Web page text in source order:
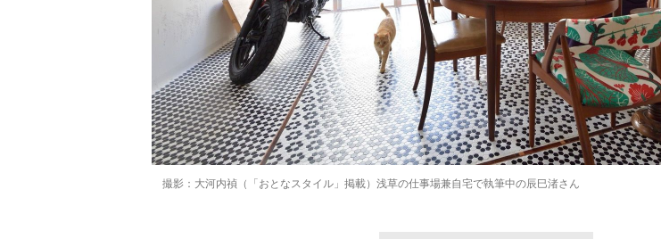
撮影：大河内禎（「おとなスタイル」掲載）浅草の仕事場兼自宅で執筆中の辰巳渚さん